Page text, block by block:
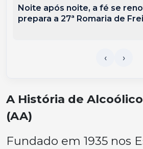
Noite após noite, a fé se
prepara a 27ª Romaria de
A História de
(AA)
Fundado em 1935 nos